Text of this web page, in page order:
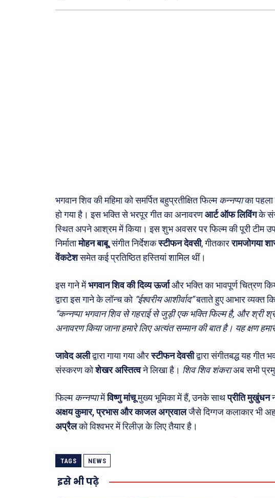
मनोरंजन
फ़िल्मी दुनिया
पर्यटन
जानकारी
Tech
Laptops
Mobiles
क़ायदे क़ानून
कैरियर और शिक्षा
भगवान शिव की महिमा को समर्पित बहुप्रतीक्षित फिल्मकन्नप्पाका पहला
हो गया है। इस भक्ति से भरपूर गीत का अनावरणआर्ट ऑफ लिविंगके
स्थित अपने आश्रम में किया। इस शुभ अवसर पर फिल्म की पूरी टीम
निर्मातामोहन बाबू, संगीत निर्देशकस्टीफन देवसी, गीतकाररामजोगया
वेंकटेशसमेत कई प्रतिष्ठित हस्तियां शामिल थीं।
इस गाने मेंभगवान शिव की दिव्य ऊर्जाऔर भक्ति का भावपूर्ण चित्रण
द्वारा इस गाने के लॉन्च को “ईश्वरीय आशीर्वाद”बताते हुए आभार व्यक्त
“कन्नप्पा भगवान शिव से गहराई से जुड़ी एक भक्ति फिल्म है, और श्री
अनावरण किया जाना हमारे लिए अत्यंत सम्मान की बात है। यह क्षण
जावेद अलीद्वारा गाया गया औरस्टीफन देवसीद्वारा संगीतबद्ध यह गीत
संस्करण कोशेखर अस्तित्वने लिखा है। शिव शिव शंकराअब सभी
फिल्मकन्नप्पामेंविष्णु मांचूमुख्य भूमिका में हैं, उनके साथप्रीति मुखुंधन
अक्षय कुमार, प्रभास और काजल अग्रवालजैसे दिग्गज कलाकार भी
अप्रैलको विश्वभर में रिलीज़ के लिए तैयार है।
TAGS NEWS
इसे भी पढ़े